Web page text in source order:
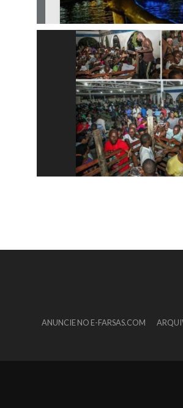
ANUNCIE NO E-FARSAS.COM